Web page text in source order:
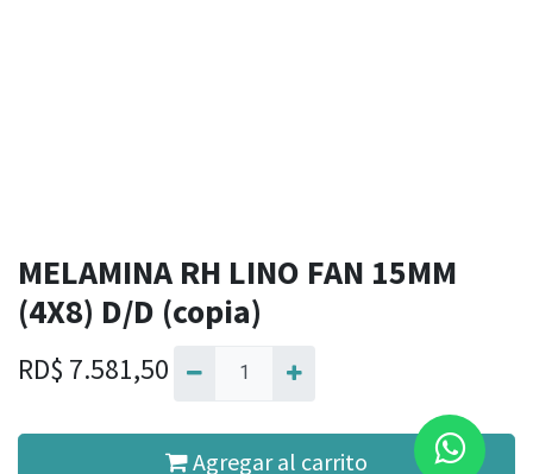
MELAMINA RH LINO FAN 15MM
(4X8) D/D (copia)
RD$ 7.581,50
Agregar al carrito